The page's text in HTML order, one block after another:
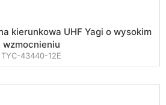
kierunkowa UHF Yagi o wysokim
wzmocnieniu
TYC-43440-12E